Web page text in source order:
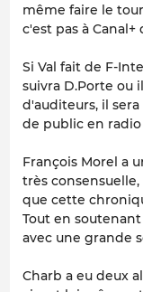
même faire le
c'est pas à
Si Val fait de F-
suivra D.Porte ou
d'auditeurs, il
de public en radio
François Morel a
très
que cette
Tout en
avec une grande
Charb a eu deux